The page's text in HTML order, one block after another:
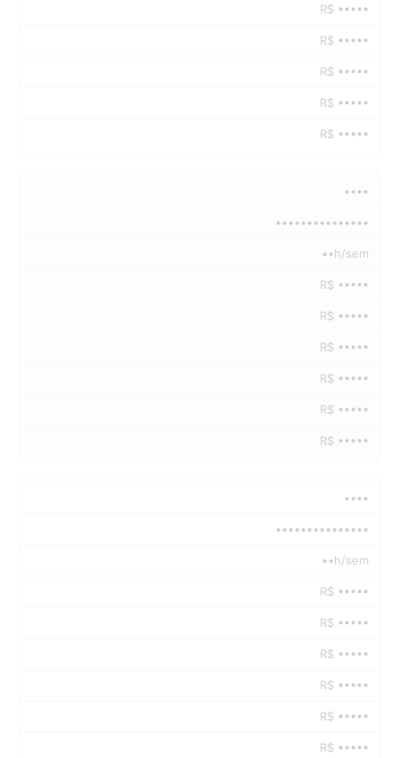
R$ •••••
R$ •••••
R$ •••••
R$ •••••
R$ •••••
••••
•••••••••••••••
••h/sem
R$ •••••
R$ •••••
R$ •••••
R$ •••••
R$ •••••
R$ •••••
••••
•••••••••••••••
••h/sem
R$ •••••
R$ •••••
R$ •••••
R$ •••••
R$ •••••
R$ •••••